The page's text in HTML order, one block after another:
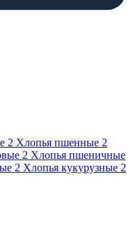
2 Хлопья пшенные 2
2 Хлопья пшеничные
2 Хлопья кукурузные 2